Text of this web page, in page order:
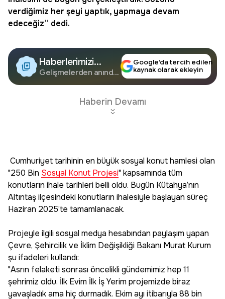
verdiğimiz her şeyi yaptık, yapmaya devam
edeceğiz” dedi.
Haberlerimizi
Google'da Takip
Edin
Gelişmelerden anında
Google’da tercih edilen
kaynak olarak ekleyin
Haberin Devamı
Cumhuriyet tarihinin en büyük sosyal konut hamlesi olan
"250 Bin Sosyal Konut Projesi" kapsamında tüm
konutların ihale tarihleri belli oldu. Bugün Kütahya’nın
Altıntaş ilçesindeki konutların ihalesiyle başlayan süreç
Haziran 2025’te tamamlanacak.
Projeyle ilgili sosyal medya hesabından paylaşım yapan
Çevre, Şehircilik ve İklim Değişikliği Bakanı Murat Kurum
şu ifadeleri kullandı:
"Asrın felaketi sonrası öncelikli gündemimiz hep 11
şehrimiz oldu. İlk Evim İlk İş Yerim projemizde biraz
yavaşladık ama hiç durmadık. Ekim ayı itibarıyla 88 bin